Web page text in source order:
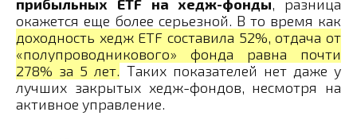
прибыльных ETF на хедж-фонды, разница
окажется еще более серьезной. В то время как
доходность хедж ETF составила 52%, отдача от
«полупроводникового» фонда равна почти
278% за 5 лет. Таких показателей нет даже у
лучших закрытых хедж-фондов, несмотря на
активное управление.